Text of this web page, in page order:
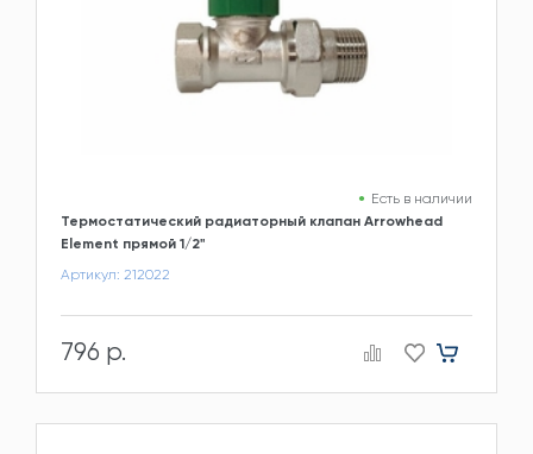
Есть в наличии
Термостатический радиаторный клапан Arrowhead
Element прямой 1/2"
Артикул: 212022
796 р.